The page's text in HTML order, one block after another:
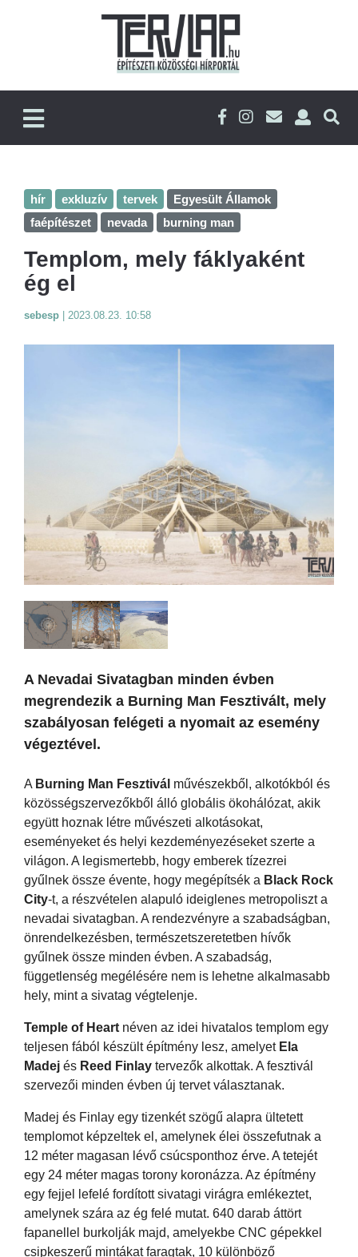
hír exkluzív tervek
Egyesült Államok
faépítészet
nevada burning man
Templom, mely fáklyaként
ég el
sebesp 2023.08.23. 10:58
A Nevadai Sivatagban minden évben
megrendezik a Burning Man Fesztivált, mely
szabályosan felégeti a nyomait az esemény
végeztével.
A Burning Man Fesztivál művészekből, alkotókból és
közösségszervezőkből álló globális ökohálózat, akik
együtt hoznak létre művészeti alkotásokat,
eseményeket és helyi kezdeményezéseket szerte a
világon. A legismertebb, hogy emberek tízezrei
gyűlnek össze évente, hogy megépítsék a Black Rock
City-t, a részvételen alapuló ideiglenes metropoliszt a
nevadai sivatagban. A rendezvényre a szabadságban,
önrendelkezésben, természetszeretetben hívők
gyűlnek össze minden évben. A szabadság,
függetlenség megélésére nem is lehetne alkalmasabb
hely, mint a sivatag végtelenje.
Temple of Heart néven az idei hivatalos templom egy
teljesen fából készült építmény lesz, amelyet Ela
Madej és Reed Finlay tervezők alkottak. A fesztivál
szervezői minden évben új tervet választanak.
Madej és Finlay egy tizenkét szögű alapra ültetett
templomot képzeltek el, amelynek élei összefutnak a
12 méter magasan lévő csúcsponthoz érve. A tetejét
egy 24 méter magas torony koronázza. Az építmény
egy fejjel lefelé fordított sivatagi virágra emlékeztet,
amelynek szára az ég felé mutat. 640 darab áttört
fapanellel burkolják majd, amelyekbe CNC gépekkel
csipkeszerű mintákat faragtak, 10 különböző